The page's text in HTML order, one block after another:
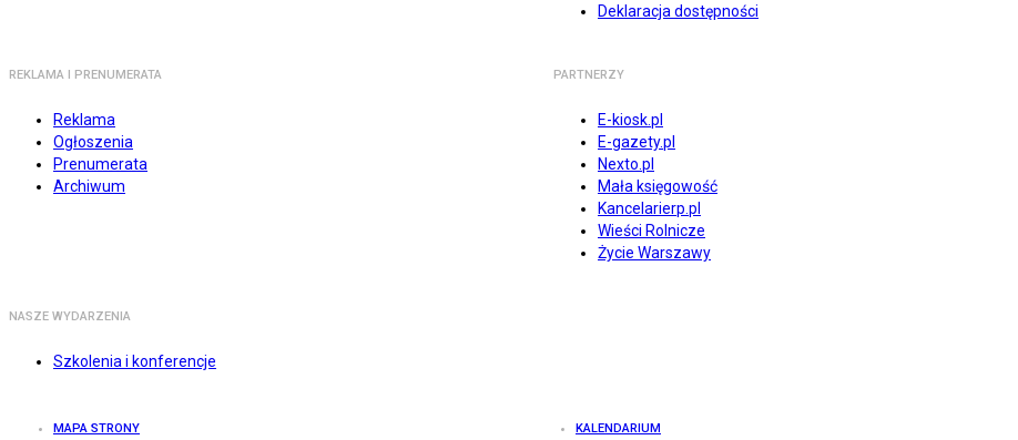
Deklaracja dostępności
REKLAMA I PRENUMERATA
Reklama
Ogłoszenia
Prenumerata
Archiwum
PARTNERZY
E-kiosk.pl
E-gazety.pl
Nexto.pl
Mała księgowość
Kancelarierp.pl
Wieści Rolnicze
Życie Warszawy
NASZE WYDARZENIA
Szkolenia i konferencje
MAPA STRONY KALENDARIUM